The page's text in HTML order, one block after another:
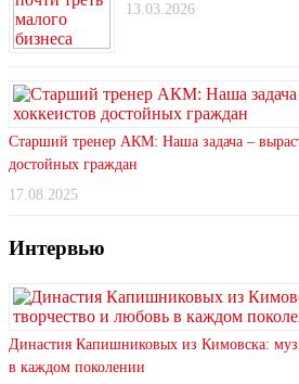
13.03.2026
Старший тренер АКМ: Наша задача –
достойных граждан
17.08.2025
Интервью
Династия Капишниковых из Кимовска:
в каждом поколении